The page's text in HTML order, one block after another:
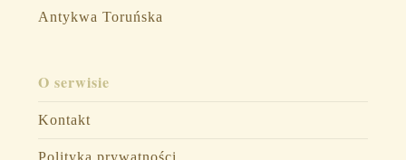
Antykwa Toruńska
O serwisie
Kontakt
Polityka prywatności